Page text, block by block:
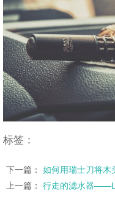
标签：
下一篇： 如何用瑞士刀将木
上一篇： 行走的滤水器